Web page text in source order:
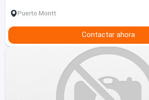
Puerto Montt
Contactar ahora